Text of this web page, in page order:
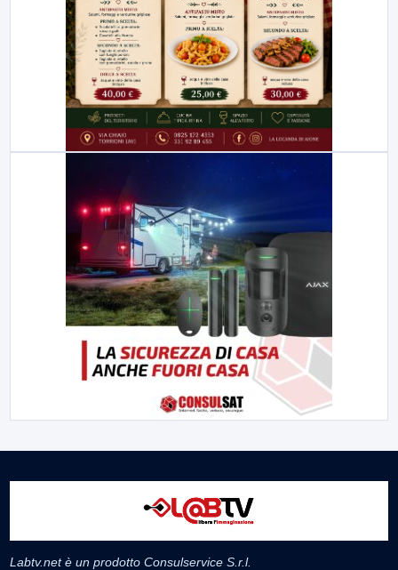
Labtv.net è un prodotto Consulservice S.r.l.